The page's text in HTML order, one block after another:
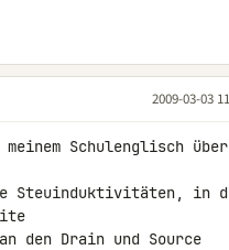
2009-03-03
Schulenglisch
Steuinduktivitäten, in
den Drain und Source